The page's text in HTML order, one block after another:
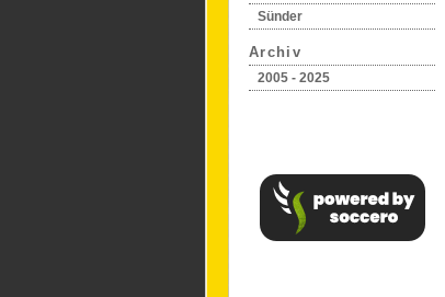
Sünder
Archiv
2005 - 2025